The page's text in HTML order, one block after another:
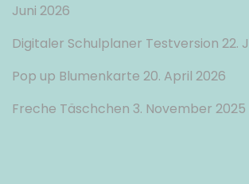
Juni 2026
Digitaler Schulplaner Testversion 22.
Pop up Blumenkarte 20. April 2026
Freche Täschchen 3. November 2025